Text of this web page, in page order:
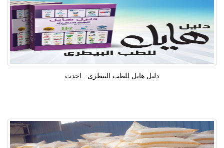
دليل هايل للطب البيطرى : احدث